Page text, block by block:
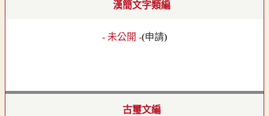
漢簡文字類編
- 未公開 -(申請)
古璽文編